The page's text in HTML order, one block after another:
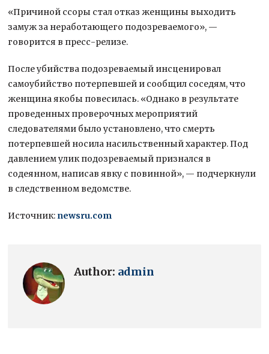
«Причиной ссоры стал отказ женщины выходить
замуж за неработающего подозреваемого», —
говорится в пресс-релизе.
После убийства подозреваемый инсценировал
самоубийство потерпевшей и сообщил соседям, что
женщина якобы повесилась. «Однако в результате
проведенных проверочных мероприятий
следователями было установлено, что смерть
потерпевшей носила насильственный характер. Под
давлением улик подозреваемый признался в
содеянном, написав явку с повинной», — подчеркнули
в следственном ведомстве.
Источник: newsru.com
Author: admin